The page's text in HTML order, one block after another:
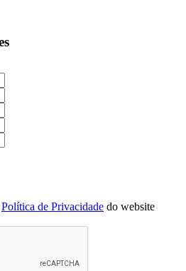
Política de Privacidade do website